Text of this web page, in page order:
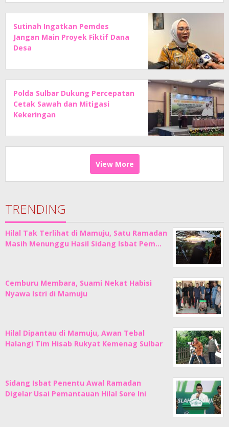
Sutinah Ingatkan Pemdes
Jangan Main Proyek Fiktif Dana
Desa
Polda Sulbar Dukung Percepatan
Cetak Sawah dan Mitigasi
Kekeringan
View More
TRENDING
Hilal Tak Terlihat di Mamuju, Satu Ramadan
Masih Menunggu Hasil Sidang Isbat Pem…
Cemburu Membara, Suami Nekat Habisi
Nyawa Istri di Mamuju
Hilal Dipantau di Mamuju, Awan Tebal
Halangi Tim Hisab Rukyat Kemenag Sulbar
Sidang Isbat Penentu Awal Ramadan
Digelar Usai Pemantauan Hilal Sore Ini